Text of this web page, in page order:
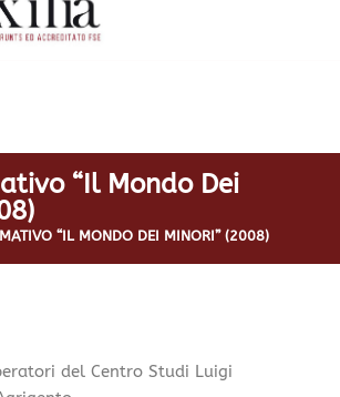
“Il Mondo Dei
“IL MONDO DEI MINORI” (2008)
del Centro Studi Luigi